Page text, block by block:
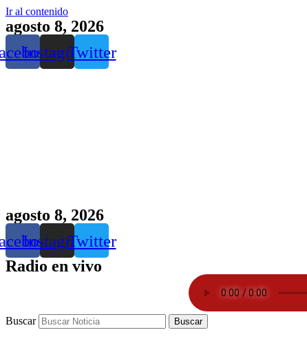
Ir al contenido
agosto 8, 2026
InstagramTwitter
agosto 8, 2026
InstagramTwitter
Radio en vivo
Buscar Buscar